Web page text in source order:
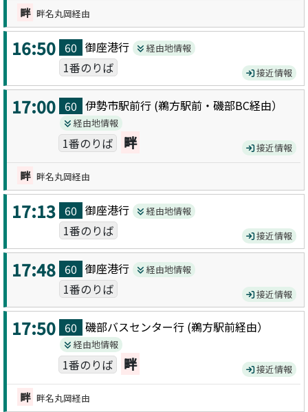
畔 畔名丸岡経由
16:50 60 御座港行 経由地情報
1番のりば 接近情報
17:00 60 伊勢市駅前行 (鵜方駅前・磯部BC経由）
経由地情報
1番のりば 畔 接近情報
畔 畔名丸岡経由
17:13 60 御座港行 経由地情報
1番のりば 接近情報
17:48 60 御座港行 経由地情報
1番のりば 接近情報
17:50 60 磯部バスセンター行 (鵜方駅前経由）
経由地情報
1番のりば 畔 接近情報
畔 畔名丸岡経由